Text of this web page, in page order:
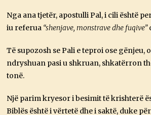
Nga ana tjetër, apostulli Pal, i cili është
iu referua “shenjave, monstrave dhe fuqive”
Të supozosh se Pali e teproi ose gënjeu,
ndryshuan pasi u shkruan, shkatërron
tonë.
Një parim kryesor i besimit të krishterë
Biblës është i vërtetë dhe i saktë, duke